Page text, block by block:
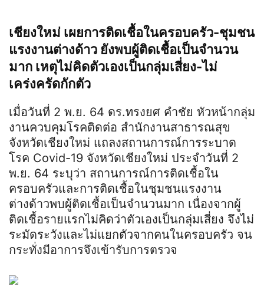
เชียงใหม่ เผยการติดเชื้อในครอบครัว-ชุมชน
แรงงานต่างด้าว ยังพบผู้ติดเชื้อเป็นจำนวน
มาก เหตุไม่คิดตัวเองเป็นกลุ่มเสี่ยง-ไม่
เคร่งครัดกักตัว
เมื่อวันที่ 2 พ.ย. 64 ดร.ทรงยศ คำชัย หัวหน้ากลุ่ม
งานควบคุมโรคติดต่อ สำนักงานสาธารณสุข
จังหวัดเชียงใหม่ แถลงสถานการณ์การระบาด
โรค Covid-19 จังหวัดเชียงใหม่ ประจำวันที่ 2
พ.ย. 64 ระบุว่า สถานการณ์การติดเชื้อใน
ครอบครัวและการติดเชื้อในชุมชนแรงงาน
ต่างด้าวพบผู้ติดเชื้อเป็นจำนวนมาก เนื่องจากผู้
ติดเชื้อรายแรกไม่คิดว่าตัวเองเป็นกลุ่มเสี่ยง จึงไม่
ระมัดระวังและไม่แยกตัวจากคนในครอบครัว จน
กระทั่งมีอาการจึงเข้ารับการตรวจ